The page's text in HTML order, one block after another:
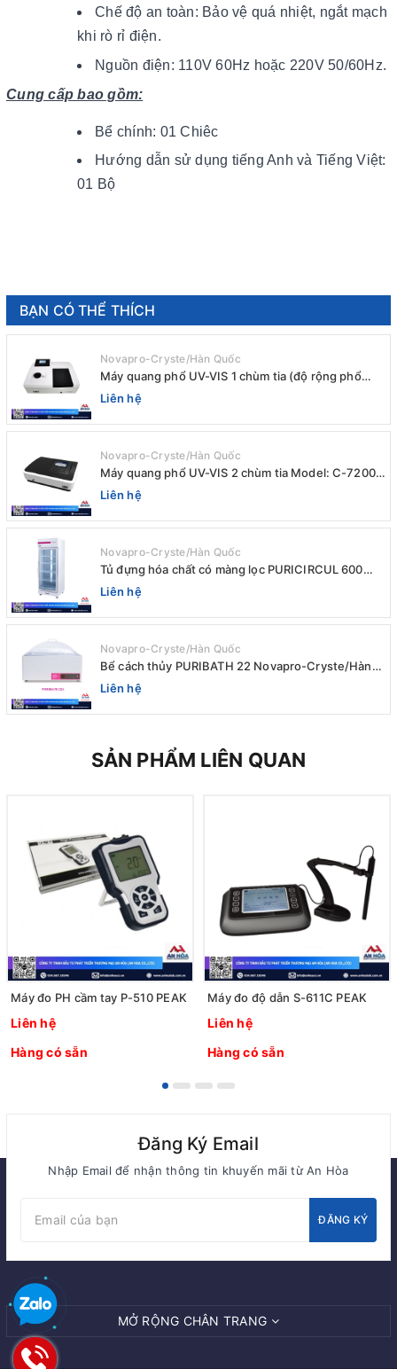
Chế độ an toàn: Bảo vệ quá nhiệt, ngắt mạch
khi rò rỉ điện.
Nguồn điện: 110V 60Hz hoặc 220V 50/60Hz.
Cung cấp bao gồm:
Bể chính: 01 Chiêc
Hướng dẫn sử dụng tiếng Anh và Tiếng Việt:
01 Bộ
BẠN CÓ THỂ THÍCH
Novapro-Cryste/Hàn Quốc
Máy quang phổ UV-VIS 1 chùm tia (độ rộng phổ
4nm) E-1000UV / Peak
Liên hệ
Novapro-Cryste/Hàn Quốc
Máy quang phổ UV-VIS 2 chùm tia Model: C-7200 /
Peak
Liên hệ
Novapro-Cryste/Hàn Quốc
Tủ đựng hóa chất có màng lọc PURICIRCUL 600
AIRTIGHT Novapro-Cryste/Hàn Quốc
Liên hệ
Novapro-Cryste/Hàn Quốc
Bể cách thủy PURIBATH 22 Novapro-Cryste/Hàn
Quốc
Liên hệ
SẢN PHẨM LIÊN QUAN
Máy đo PH cầm tay P-510 PEAK
Liên hệ
Hàng có sẵn
Máy đo độ dẫn S-611C PEAK
Liên hệ
Hàng có sẵn
Đăng Ký Email
Nhập Email để nhận thông tin khuyến mãi từ An Hòa
ĐĂNG KÝ
MỞ RỘNG CHÂN TRANG